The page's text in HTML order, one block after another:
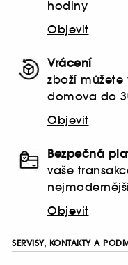
hodiny
Objevit
Vrácení
zboží
domova do
Objevit
Bezpečná
vaše
Objevit
SERVISY, KONTAKTY A